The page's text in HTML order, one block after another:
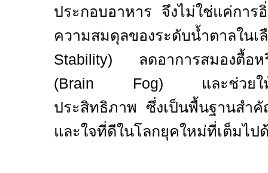
ประกอบอาหาร จึงไม่ใช่แค่การ
ความสมดุลของระดับน้ำตาลใ
Stability) ลดอาการสมองตื้อ
(Brain Fog) และช่วย
ประสิทธิภาพ ซึ่งเป็นพื้นฐานสำ
และใจที่ดีในโลกยุคใหม่ที่เต็มไป